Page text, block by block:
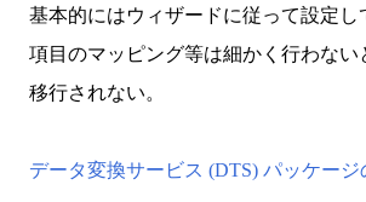
基本的にはウィザードに従って設定し
項目のマッピング等は細かく行わない
移行されない。
データ変換サービス (DTS) パッケージ